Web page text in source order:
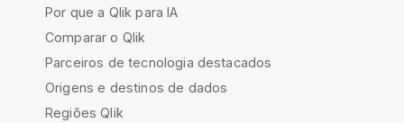
Por que a Qlik para IA
Comparar o Qlik
Parceiros de tecnologia destacados
Origens e destinos de dados
Regiões Qlik